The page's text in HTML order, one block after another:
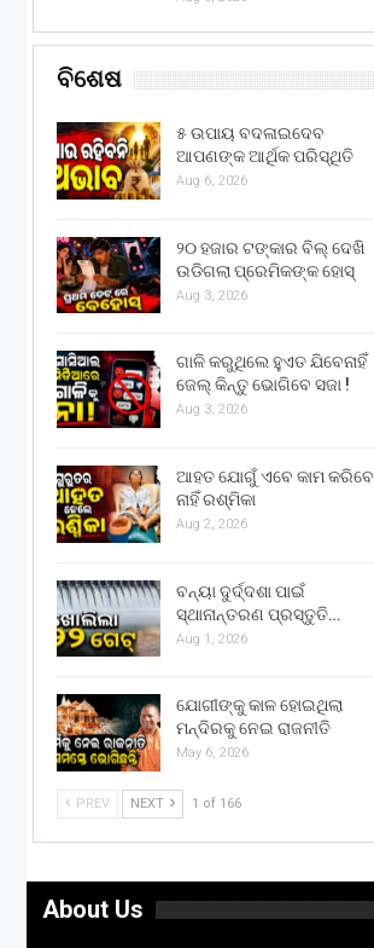
ବିଶେଷ
୫ ଉପାୟ ବଦଳାଇଦେବ
ଆପଣଙ୍କ ଆର୍ଥିକ ପରିସ୍ଥିତି
Aug 6, 2026
୨୦ ହଜାର ଟଙ୍କାର ବିଲ୍ ଦେଖି
ଉଡିଗଲା ପ୍ରେମିକଙ୍କ ହୋସ୍
Aug 3, 2026
ଗାଳି କରୁଥିଲେ ହୁଏତ ଯିବେନାହିଁ
ଜେଲ୍ କିନ୍ତୁ ଭୋଗିବେ ସଜା !
Aug 3, 2026
ଆହତ ଯୋଗୁଁ ଏବେ କାମ କରିବେ
ନାହିଁ ରଶ୍ମିକା
Aug 2, 2026
ବନ୍ୟା ଦୁର୍ଦ୍ଦଶା ପାଇଁ
ସ୍ଥାନାନ୍ତରଣ ପ୍ରସ୍ତୁତି…
Aug 1, 2026
ଯୋଗୀଙ୍କୁ କାଳ ହୋଇଥିଲା
ମନ୍ଦିରକୁ ନେଇ ରାଜନୀତି
May 6, 2026
PREV NEXT 1 of 166
About Us